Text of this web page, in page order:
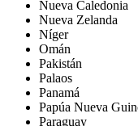
Nueva Caledonia
Nueva Zelanda
Níger
Omán
Pakistán
Palaos
Panamá
Papúa Nueva
Paraguay